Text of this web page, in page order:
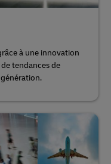
à une innovation
tendances de